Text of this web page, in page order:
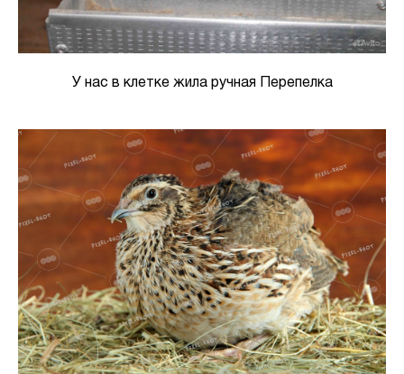
У нас в клетке жила ручная Перепелка